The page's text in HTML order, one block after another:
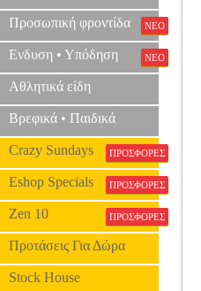
Προσωπική φροντίδα ΝΕΟ
Ενδυση • Υπόδηση ΝΕΟ
Αθλητικά είδη
Βρεφικά • Παιδικά
Crazy Sundays ΠΡΟΣΦΟΡΕΣ
Eshop Specials ΠΡΟΣΦΟΡΕΣ
Zen 10 ΠΡΟΣΦΟΡΕΣ
Προτάσεις Για Δώρα
Stock House